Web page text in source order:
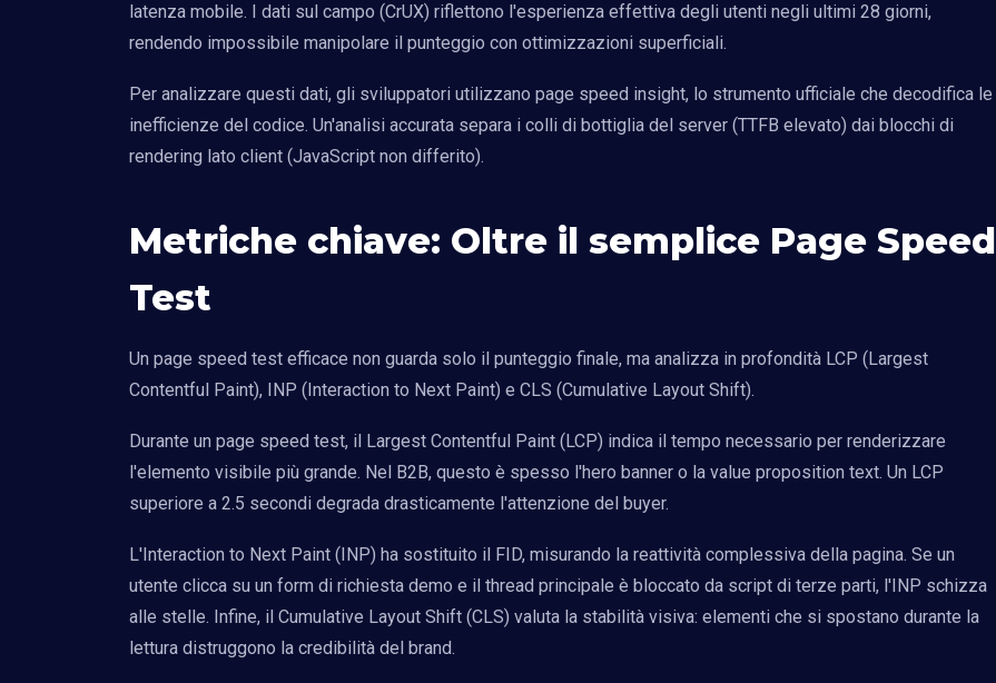
latenza mobile. I dati sul campo (CrUX) riflettono l'esperienza effettiva degli utenti negli ultimi 28 giorni,
rendendo impossibile manipolare il punteggio con ottimizzazioni superficiali.
Per analizzare questi dati, gli sviluppatori utilizzano page speed insight, lo strumento ufficiale che decodifica le
inefficienze del codice. Un'analisi accurata separa i colli di bottiglia del server (TTFB elevato) dai blocchi di
rendering lato client (JavaScript non differito).
Metriche chiave: Oltre il semplice Page Speed
Test
Un page speed test efficace non guarda solo il punteggio finale, ma analizza in profondità LCP (Largest
Contentful Paint), INP (Interaction to Next Paint) e CLS (Cumulative Layout Shift).
Durante un page speed test, il Largest Contentful Paint (LCP) indica il tempo necessario per renderizzare
l'elemento visibile più grande. Nel B2B, questo è spesso l'hero banner o la value proposition text. Un LCP
superiore a 2.5 secondi degrada drasticamente l'attenzione del buyer.
L'Interaction to Next Paint (INP) ha sostituito il FID, misurando la reattività complessiva della pagina. Se un
utente clicca su un form di richiesta demo e il thread principale è bloccato da script di terze parti, l'INP schizza
alle stelle. Infine, il Cumulative Layout Shift (CLS) valuta la stabilità visiva: elementi che si spostano durante la
lettura distruggono la credibilità del brand.